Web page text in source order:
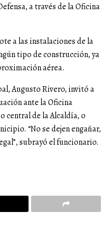
a través de la Oficina
a las instalaciones de la
tipo de construcción, ya
aérea.
Augusto Rivero, invitó a
ante la Oficina
central de la Alcaldía, o
“No se dejen engañar,
subrayó el funcionario.